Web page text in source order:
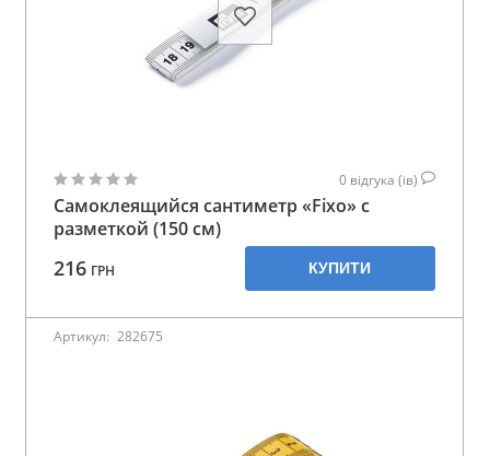
0 відгука (ів)
Самоклеящийся сантиметр «Fixo» с
разметкой (150 см)
216 ГРН КУПИТИ
Артикул: 282675